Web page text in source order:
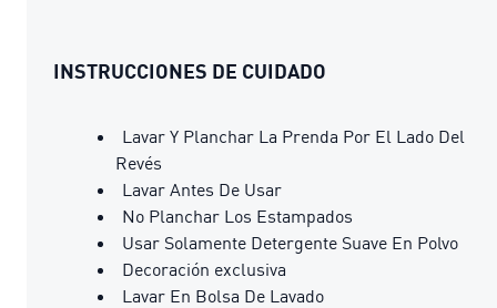
INSTRUCCIONES DE CUIDADO
Lavar Y Planchar La Prenda Por El Lado Del
Revés
Lavar Antes De Usar
No Planchar Los Estampados
Usar Solamente Detergente Suave En Polvo
Decoración exclusiva
Lavar En Bolsa De Lavado